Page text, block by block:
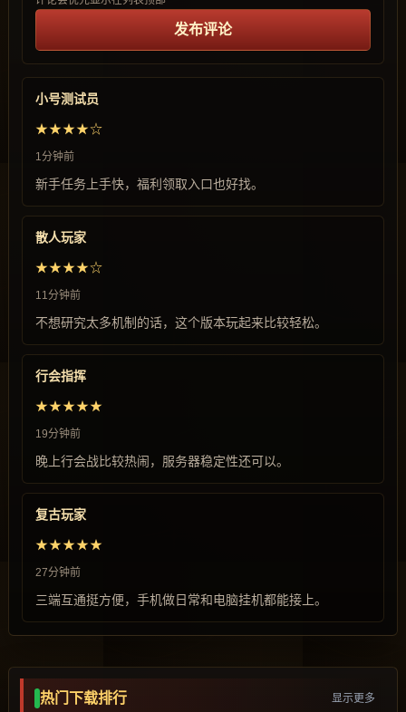
发布评论
小号测试员
★★★★☆
1分钟前
新手任务上手快，福利领取入口也好找。
散人玩家
★★★★☆
11分钟前
不想研究太多机制的话，这个版本玩起来比较轻松。
行会指挥
★★★★★
19分钟前
晚上行会战比较热闹，服务器稳定性还可以。
复古玩家
★★★★★
27分钟前
三端互通挺方便，手机做日常和电脑挂机都能接上。
热门下载排行 显示更多